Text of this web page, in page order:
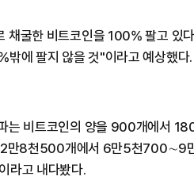
채굴한 비트코인을 100% 팔고 있
에 팔지 않을 것"이라고 예상했다.
는 비트코인의 양을 900개에서
만8천500개에서 6만5천700∼9
라고 내다봤다.